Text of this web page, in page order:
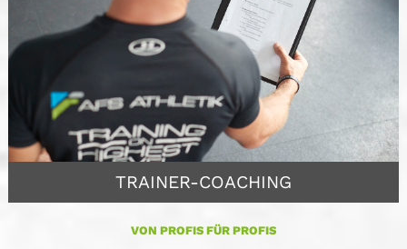
TRAINER-COACHING
VON PROFIS FÜR PROFIS